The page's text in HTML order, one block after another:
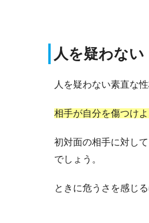
人を疑わない
人を疑わない素直な
相手が自分を傷つけ
初対面の相手に対し
でしょう。
ときに危うさを感じ